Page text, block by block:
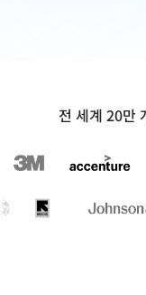
전 세계 20만